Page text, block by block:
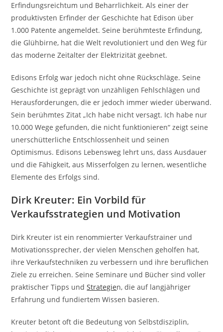
Erfindungsreichtum und Beharrlichkeit. Als einer der
produktivsten Erfinder der Geschichte hat Edison über
1.000 Patente angemeldet. Seine berühmteste Erfindung,
die Glühbirne, hat die Welt revolutioniert und den Weg für
das moderne Zeitalter der Elektrizität geebnet.
Edisons Erfolg war jedoch nicht ohne Rückschläge. Seine
Geschichte ist geprägt von unzähligen Fehlschlägen und
Herausforderungen, die er jedoch immer wieder überwand.
Sein berühmtes Zitat „Ich habe nicht versagt. Ich habe nur
10.000 Wege gefunden, die nicht funktionieren“ zeigt seine
unerschütterliche Entschlossenheit und seinen
Optimismus. Edisons Lebensweg lehrt uns, dass Ausdauer
und die Fähigkeit, aus Misserfolgen zu lernen, wesentliche
Elemente des Erfolgs sind.
Dirk Kreuter: Ein Vorbild für
Verkaufsstrategien und Motivation
Dirk Kreuter ist ein renommierter Verkaufstrainer und
Motivationssprecher, der vielen Menschen geholfen hat,
ihre Verkaufstechniken zu verbessern und ihre beruflichen
Ziele zu erreichen. Seine Seminare und Bücher sind voller
praktischer Tipps undStrategien, die auf langjähriger
Erfahrung und fundiertem Wissen basieren.
Kreuter betont oft die Bedeutung von Selbstdisziplin,